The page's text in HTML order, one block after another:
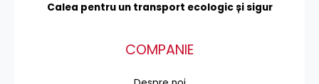
Calea pentru un transport ecologic și sigur
COMPANIE